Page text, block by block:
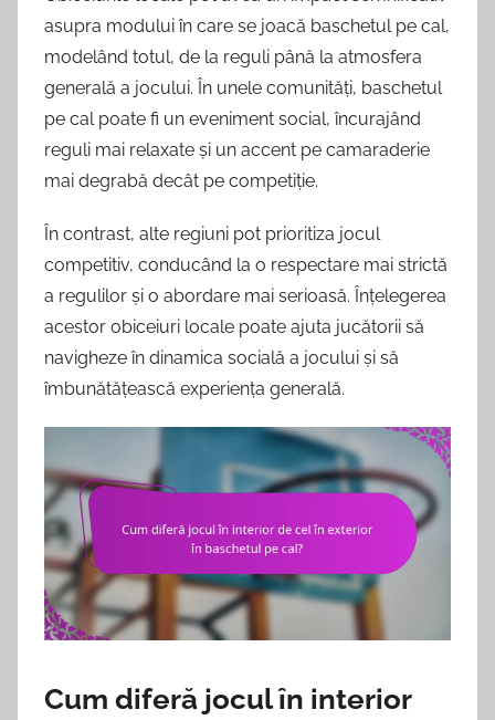
asupra modului în care se joacă baschetul pe cal,
modelând totul, de la reguli până la atmosfera
generală a jocului. În unele comunități, baschetul
pe cal poate fi un eveniment social, încurajând
reguli mai relaxate și un accent pe camaraderie
mai degrabă decât pe competiție.
În contrast, alte regiuni pot prioritiza jocul
competitiv, conducând la o respectare mai strictă
a regulilor și o abordare mai serioasă. Înțelegerea
acestor obiceiuri locale poate ajuta jucătorii să
navigheze în dinamica socială a jocului și să
îmbunătățească experiența generală.
Cum diferă jocul în interior